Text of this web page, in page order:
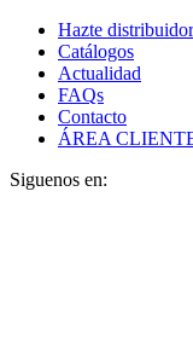
Hazte distribuidor
Catálogos
Actualidad
FAQs
Contacto
ÁREA
Siguenos en: